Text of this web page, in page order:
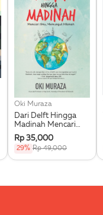
Oki Muraza
Dari Delft Hingga
Madinah Mencari
Ilmu Memungut
Hikmah
Rp 35,000
29% Rp 49,000